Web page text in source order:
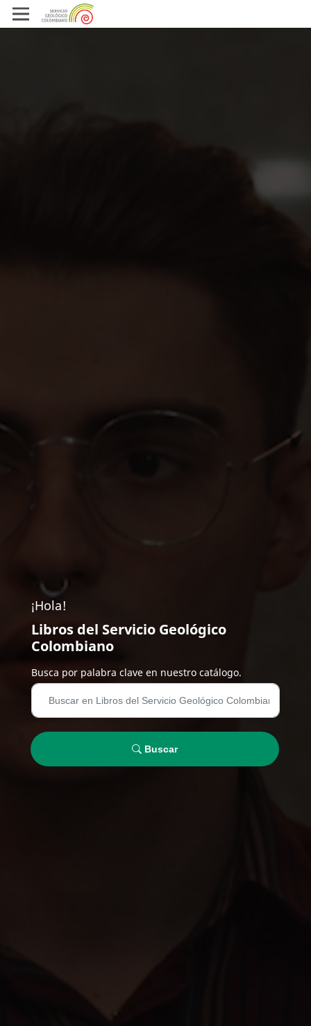
¡Hola!
Libros del Servicio Geológico
Colombiano
Busca por palabra clave en nuestro catálogo.
Buscar